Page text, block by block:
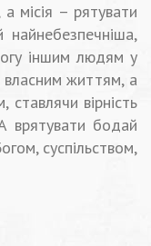
місія – рятувати
іншим людям у
власним життям, а
вірність
врятувати бодай
суспільством,